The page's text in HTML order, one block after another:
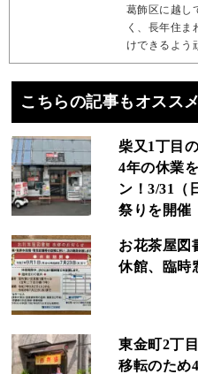
葛飾区に越し
く、長年住ま
けできるよう
こちらの記事もオススメ
柴又1丁目
4年の休業
ン！3/31（
祭りを開催
お花茶屋図
休館、臨時
東金町2丁
移転のため